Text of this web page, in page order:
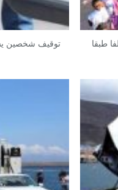
طبقا
توقيف شخصين